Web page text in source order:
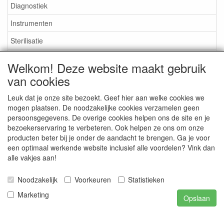
Diagnostiek
Instrumenten
Sterilisatie
Aktieartikelen
Medisan Trading te Alblasserdam. Alle genoemde prijzen zijn
inclusief BTW enexclusief verzendkostentenzij anders
aangegeven.
Welkom! Deze website maakt gebruik
van cookies
Leuk dat je onze site bezoekt. Geef hier aan welke cookies we
mogen plaatsen. De noodzakelijke cookies verzamelen geen
persoonsgegevens. De overige cookies helpen ons de site en je
bezoekerservaring te verbeteren. Ook helpen ze ons om onze
producten beter bij je onder de aandacht te brengen. Ga je voor
een optimaal werkende website inclusief alle voordelen? Vink dan
alle vakjes aan!
Noodzakelijk Voorkeuren
Statistieken
Marketing
Opslaan